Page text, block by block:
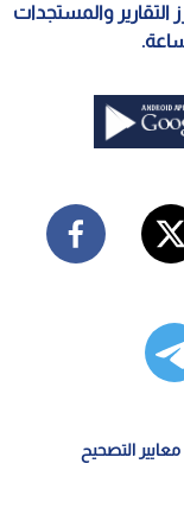
التقارير والمستجدات
معايير التصحيح